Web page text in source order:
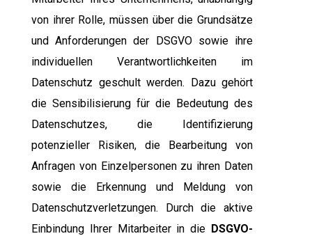
von ihrer Rolle, müssen über die Grundsätze
und Anforderungen der DSGVO sowie ihre
individuellen Verantwortlichkeiten im
Datenschutz geschult werden. Dazu gehört
die Sensibilisierung für die Bedeutung des
Datenschutzes, die Identifizierung
potenzieller Risiken, die Bearbeitung von
Anfragen von Einzelpersonen zu ihren Daten
sowie die Erkennung und Meldung von
Datenschutzverletzungen. Durch die aktive
Einbindung Ihrer Mitarbeiter in die DSGVO-